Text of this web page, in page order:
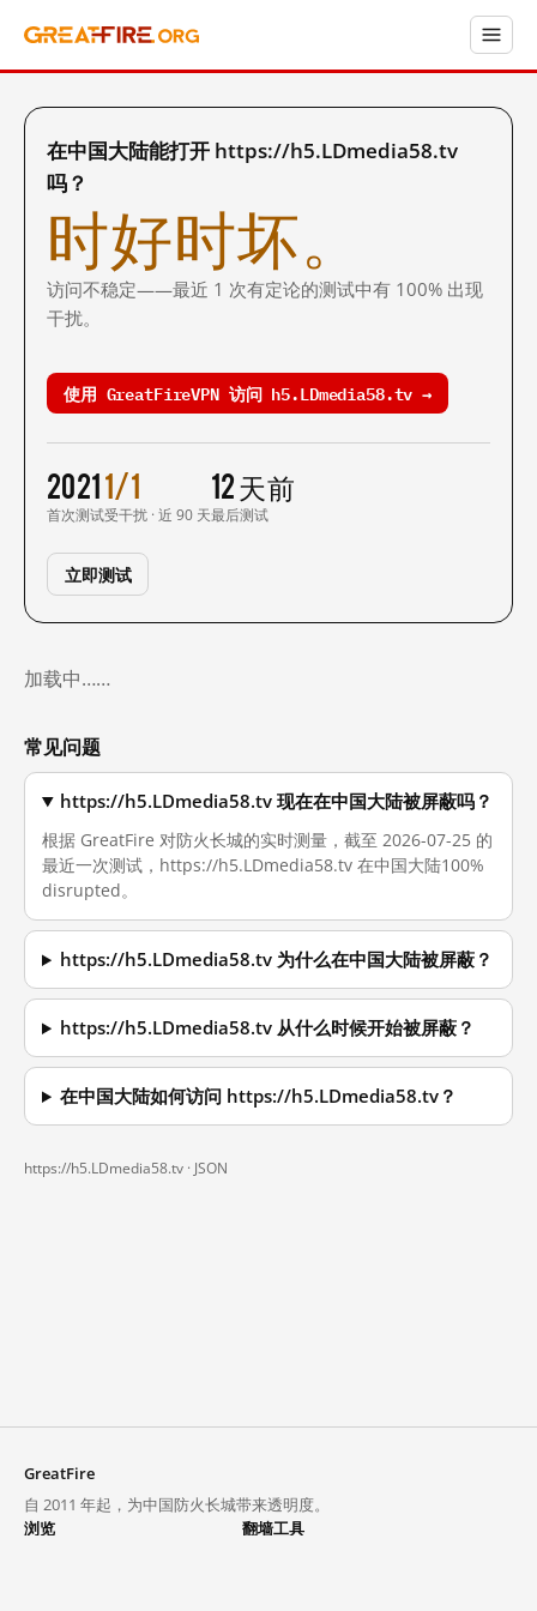
在中国大陆能打开 https://h5.LDmedia58.tv
吗？
时好时坏。
访问不稳定——最近 1 次有定论的测试中有 100% 出现
干扰。
使用 GreatFireVPN 访问 h5.LDmedia58.tv →
2021
首次测试
1/1
受干扰 · 近 90 天
12 天前
最后测试
立即测试
加载中……
常见问题
https://h5.LDmedia58.tv 现在在中国大陆被屏蔽吗？
根据 GreatFire 对防火长城的实时测量，截至 2026-07-25 的
最近一次测试，https://h5.LDmedia58.tv 在中国大陆100%
disrupted。
https://h5.LDmedia58.tv 为什么在中国大陆被屏蔽？
https://h5.LDmedia58.tv 从什么时候开始被屏蔽？
在中国大陆如何访问 https://h5.LDmedia58.tv？
https://h5.LDmedia58.tv · JSON
GreatFire
自 2011 年起，为中国防火长城带来透明度。
浏览
翻墙工具